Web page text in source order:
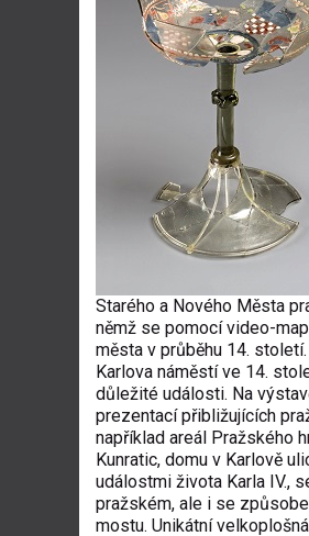
Starého a Nového Města
němž se pomocí video-
města v průběhu 14.
Karlova náměstí ve 14.
důležité události. Na
prezentací přibližujících
například areál Pražského
Kunratic, domu v Karlově
událostmi života Karla IV.,
pražském, ale i se
mostu. Unikátní